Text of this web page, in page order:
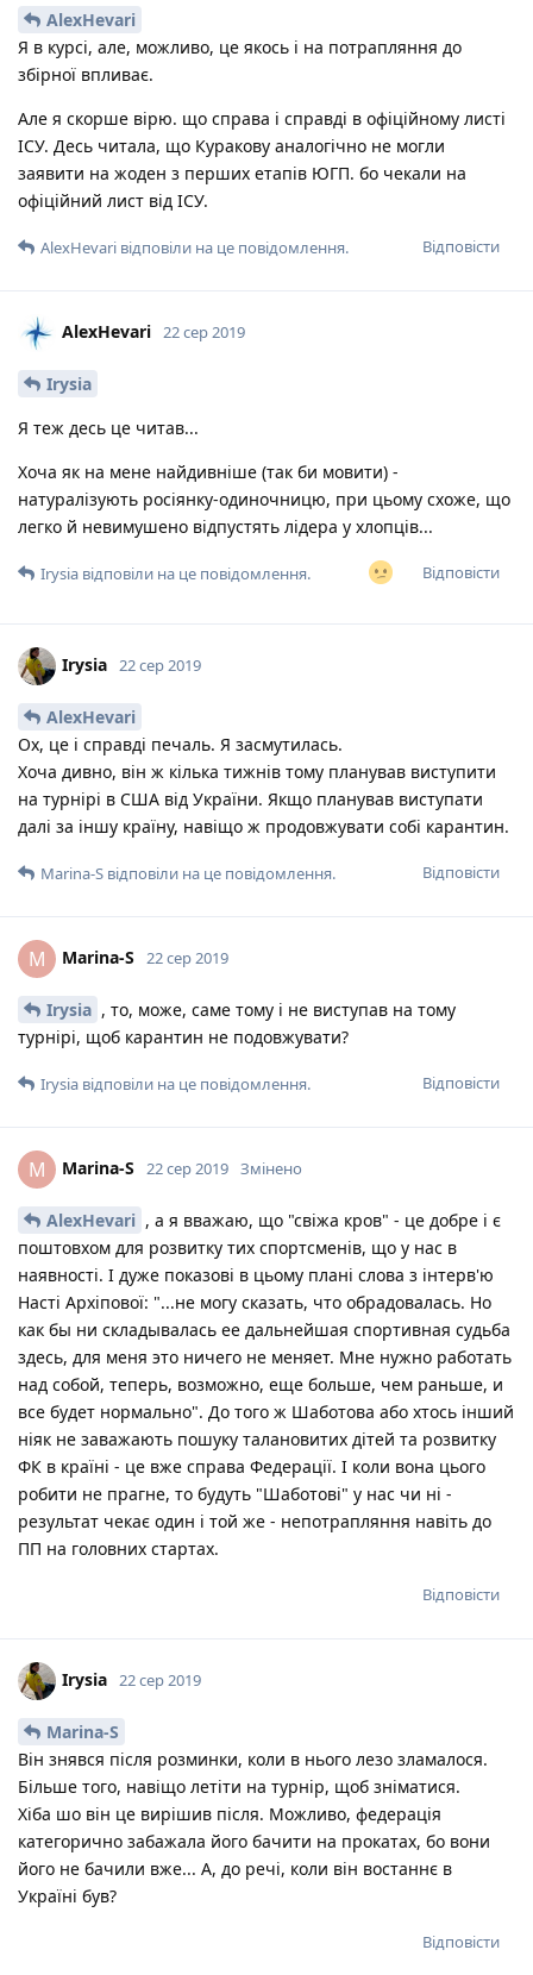
AlexHevari
Я в курсі, але, можливо, це якось і на потрапляння до
збірної впливає.
Але я скорше вірю. що справа і справді в офіційному листі
ІСУ. Десь читала, що Куракову аналогічно не могли
заявити на жоден з перших етапів ЮГП. бо чекали на
офіційний лист від ІСУ.
Відповісти
AlexHevari відповіли на це повідомлення.
AlexHevari 22 сер 2019
Irysia
Я теж десь це читав...
Хоча як на мене найдивніше (так би мовити) -
натуралізують росіянку-одиночницю, при цьому схоже, що
легко й невимушено відпустять лідера у хлопців...
Відповісти
Irysia відповіли на це повідомлення.
Irysia 22 сер 2019
AlexHevari
Ох, це і справді печаль. Я засмутилась.
Хоча дивно, він ж кілька тижнів тому планував виступити
на турнірі в США від України. Якщо планував виступати
далі за іншу країну, навіщо ж продовжувати собі карантин.
Відповісти
Marina-S відповіли на це повідомлення.
M Marina-S 22 сер 2019
Irysia , то, може, саме тому і не виступав на тому
турнірі, щоб карантин не подовжувати?
Відповісти
Irysia відповіли на це повідомлення.
M Marina-S 22 сер 2019 Змінено
AlexHevari , а я вважаю, що "свіжа кров" - це добре і є
поштовхом для розвитку тих спортсменів, що у нас в
наявності. І дуже показові в цьому плані слова з інтерв'ю
Насті Архіпової: "...не могу сказать, что обрадовалась. Но
как бы ни складывалась ее дальнейшая спортивная судьба
здесь, для меня это ничего не меняет. Мне нужно работать
над собой, теперь, возможно, еще больше, чем раньше, и
все будет нормально". До того ж Шаботова або хтось інший
ніяк не заважають пошуку талановитих дітей та розвитку
ФК в країні - це вже справа Федерації. І коли вона цього
робити не прагне, то будуть "Шаботові" у нас чи ні -
результат чекає один і той же - непотрапляння навіть до
ПП на головних стартах.
Відповісти
Irysia 22 сер 2019
Marina-S
Він знявся після розминки, коли в нього лезо зламалося.
Більше того, навіщо летіти на турнір, щоб зніматися.
Хіба шо він це вирішив після. Можливо, федерація
категорично забажала його бачити на прокатах, бо вони
його не бачили вже... А, до речі, коли він востаннє в
Україні був?
Відповісти